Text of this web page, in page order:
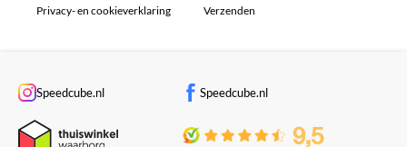
Privacy- en cookieverklaring
Verzenden
Speedcube.nl Speedcube.nl